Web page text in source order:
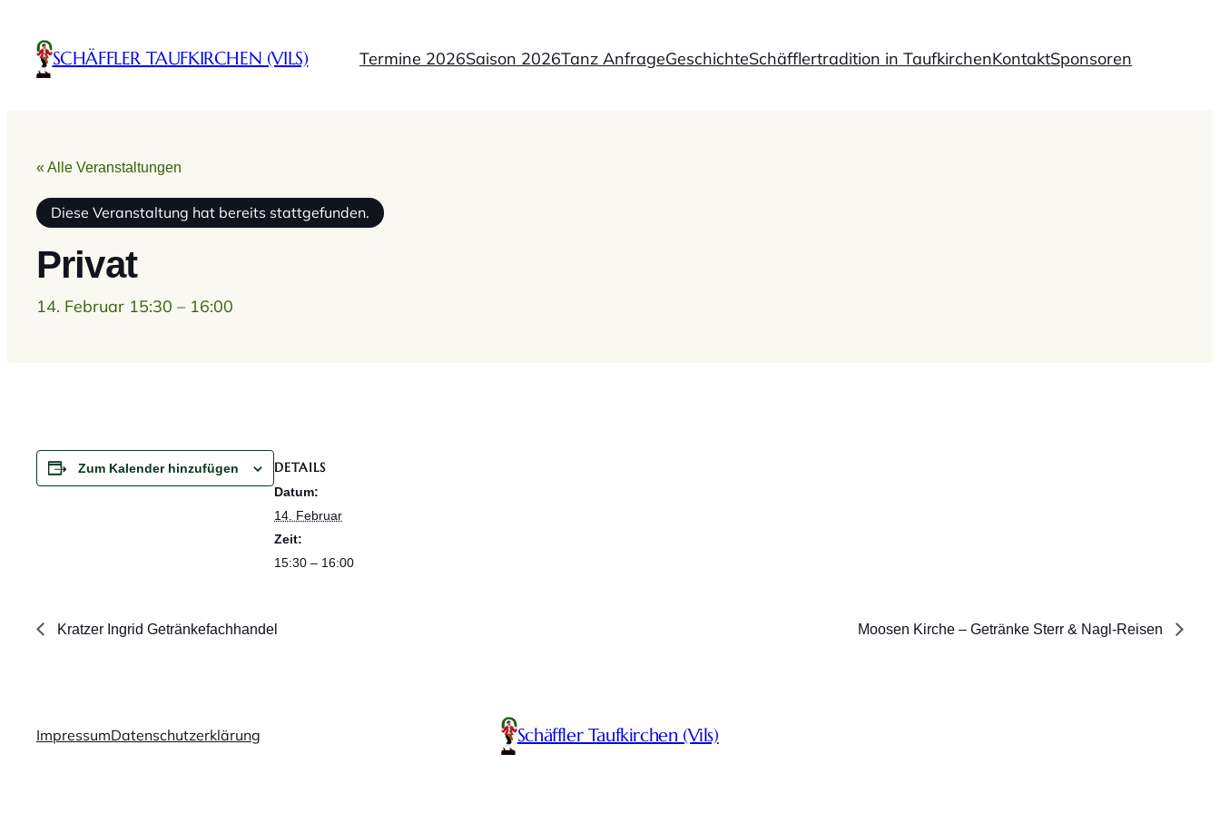
SCHÄFFLER TAUFKIRCHEN (VILS) Termine 2026Saison 2026Tanz AnfrageGeschichteSchäfflertradition in TaufkirchenKontaktSponsoren
« Alle Veranstaltungen
Diese Veranstaltung hat bereits stattgefunden.
Privat
14. Februar 15:30 – 16:00
Zum Kalender hinzufügen DETAILS
Datum:
14. Februar
Zeit:
15:30 – 16:00
Kratzer Ingrid Getränkefachhandel Moosen Kirche – Getränke Sterr & Nagl-Reisen
ImpressumDatenschutzerklärung Schäffler Taufkirchen (Vils)